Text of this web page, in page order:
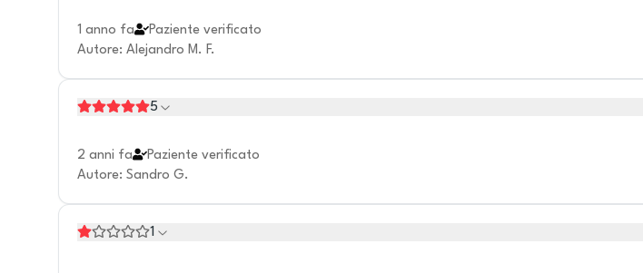
1 anno fa
Paziente verificato
Autore: Alejandro M. F.
5
2 anni fa
Paziente verificato
Autore: Sandro G.
1